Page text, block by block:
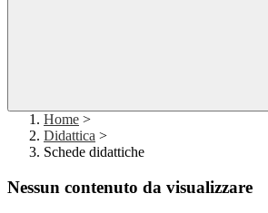
Home >
Didattica >
Schede didattiche
Nessun contenuto da visualizzare